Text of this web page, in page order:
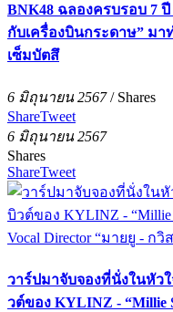
BNK48 ฉลองครบรอบ 7
กับเครื่องบินกระดาษ” ม
เซ็มบัตสึ
6 มิถุนายน 2567/ Shares
ShareTweet
6 มิถุนายน 2567
Shares
ShareTweet
วาร์ปมาจับจองที่นั่งในหัวใ
วต์ของ KYLINZ - “Millie